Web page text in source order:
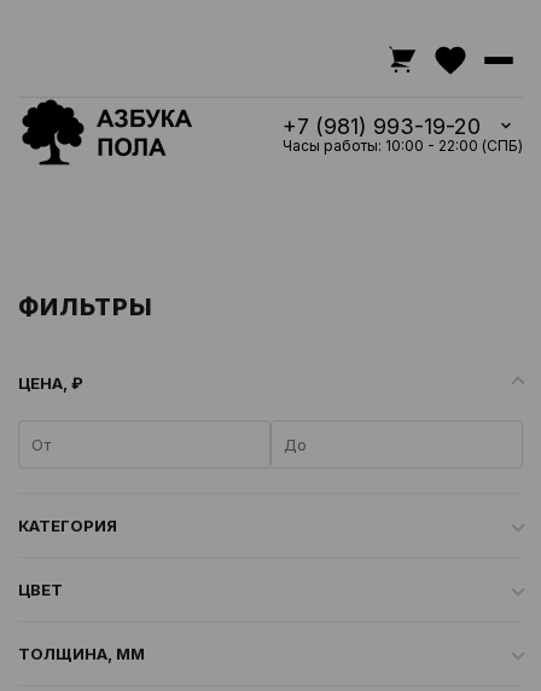
+7 (981) 993-19-20
Часы работы: 10:00 - 22:00 (СПБ)
ФИЛЬТРЫ
ЦЕНА, ₽
КАТЕГОРИЯ
ЦВЕТ
ТОЛЩИНА, ММ